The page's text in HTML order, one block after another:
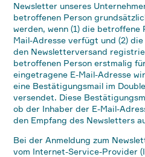
Newsletter unseres
betroffenen Person
werden, wenn (1) die
Mail-Adresse verfügt und (2)
den Newsletterversand
betroffenen Person erstmalig
eingetragene E-Mail-Adresse
eine Bestätigungsmail im
versendet. Diese
ob der Inhaber der E-Mail-
den Empfang des Newsletters
Bei der Anmeldung zum
vom Internet-Service-Provider